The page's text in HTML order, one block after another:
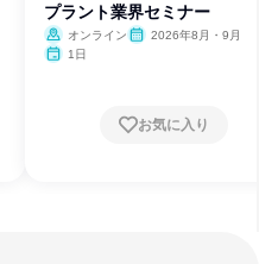
プラント業界セミナー
オンライン
2026年8月・9月
1日
お気に入り